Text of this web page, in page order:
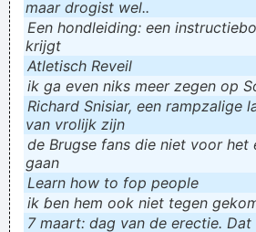
maar drogist wel..
Een hondleiding: een
krijgt
Atletisch Reveil
ik ga even niks meer zegen op
Richard Snisiar, een rampzalige
van vrolijk zijn
de Brugse fans die niet voor het
gaan
Learn how to fop people
ik ɓen hem ook niet tegen
7 maart: dag van de erectie.